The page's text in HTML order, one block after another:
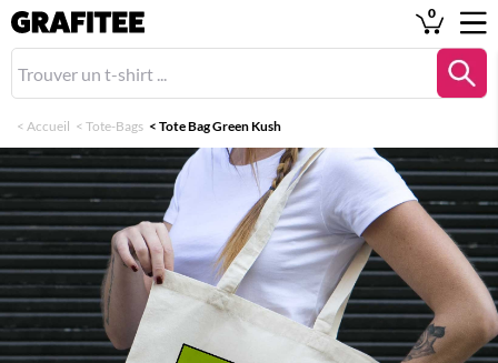
0
< Accueil < Tote-Bags < Tote Bag Green Kush